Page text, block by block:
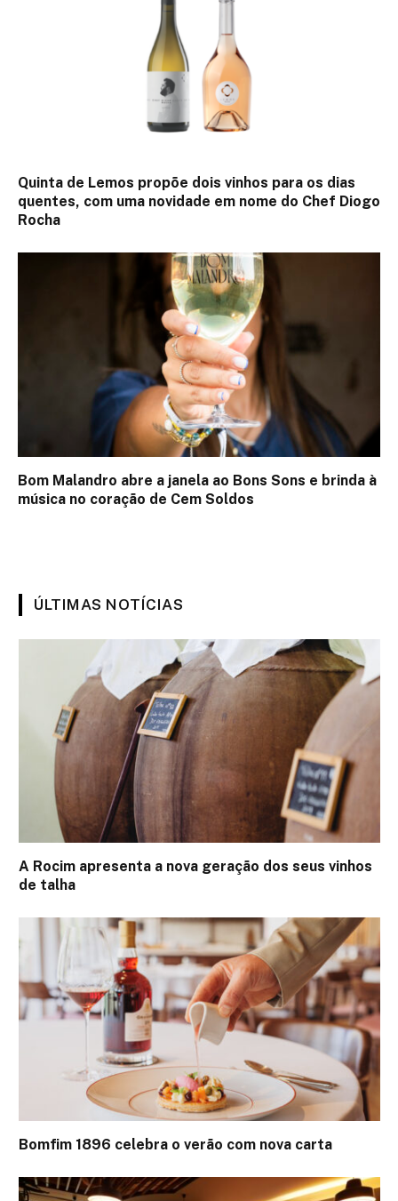
Quinta de Lemos propõe dois vinhos para os dias
quentes, com uma novidade em nome do Chef Diogo
Rocha
Bom Malandro abre a janela ao Bons Sons e brinda à
música no coração de Cem Soldos
ÚLTIMAS NOTÍCIAS
A Rocim apresenta a nova geração dos seus vinhos
de talha
Bomfim 1896 celebra o verão com nova carta